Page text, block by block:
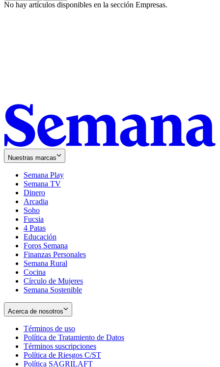
No hay artículos disponibles en la sección Empresas.
Nuestras marcas
Semana Play
Semana TV
Dinero
Arcadia
Soho
in
new
window
Fucsia
in
new
window
4 Patas
Educación
Foros Semana
Finanzas Personales
Semana Rural
Cocina
Círculo de Mujeres
Semana Sostenible
Acerca de nosotros
Términos de uso
in
new
window
Política de Tratamiento de Datos
Términos suscripciones
in
Política de Riesgos C/ST
Política SAGRILAFT